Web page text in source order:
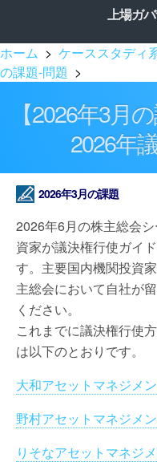
上場ガ
ホーム > ケーススタディ
の課題-問題 >
【2026年3月
2026年
2026年3月の課題
2026年6月の株主総会
資家が議決権行使ガイ
す。主要国内機関投資
主総会において自社が
ください。
これまでに議決権行使
は以下のとおりです。
大和アセットマネジメ
野村アセットマネジメ
りそなアセットマネジ